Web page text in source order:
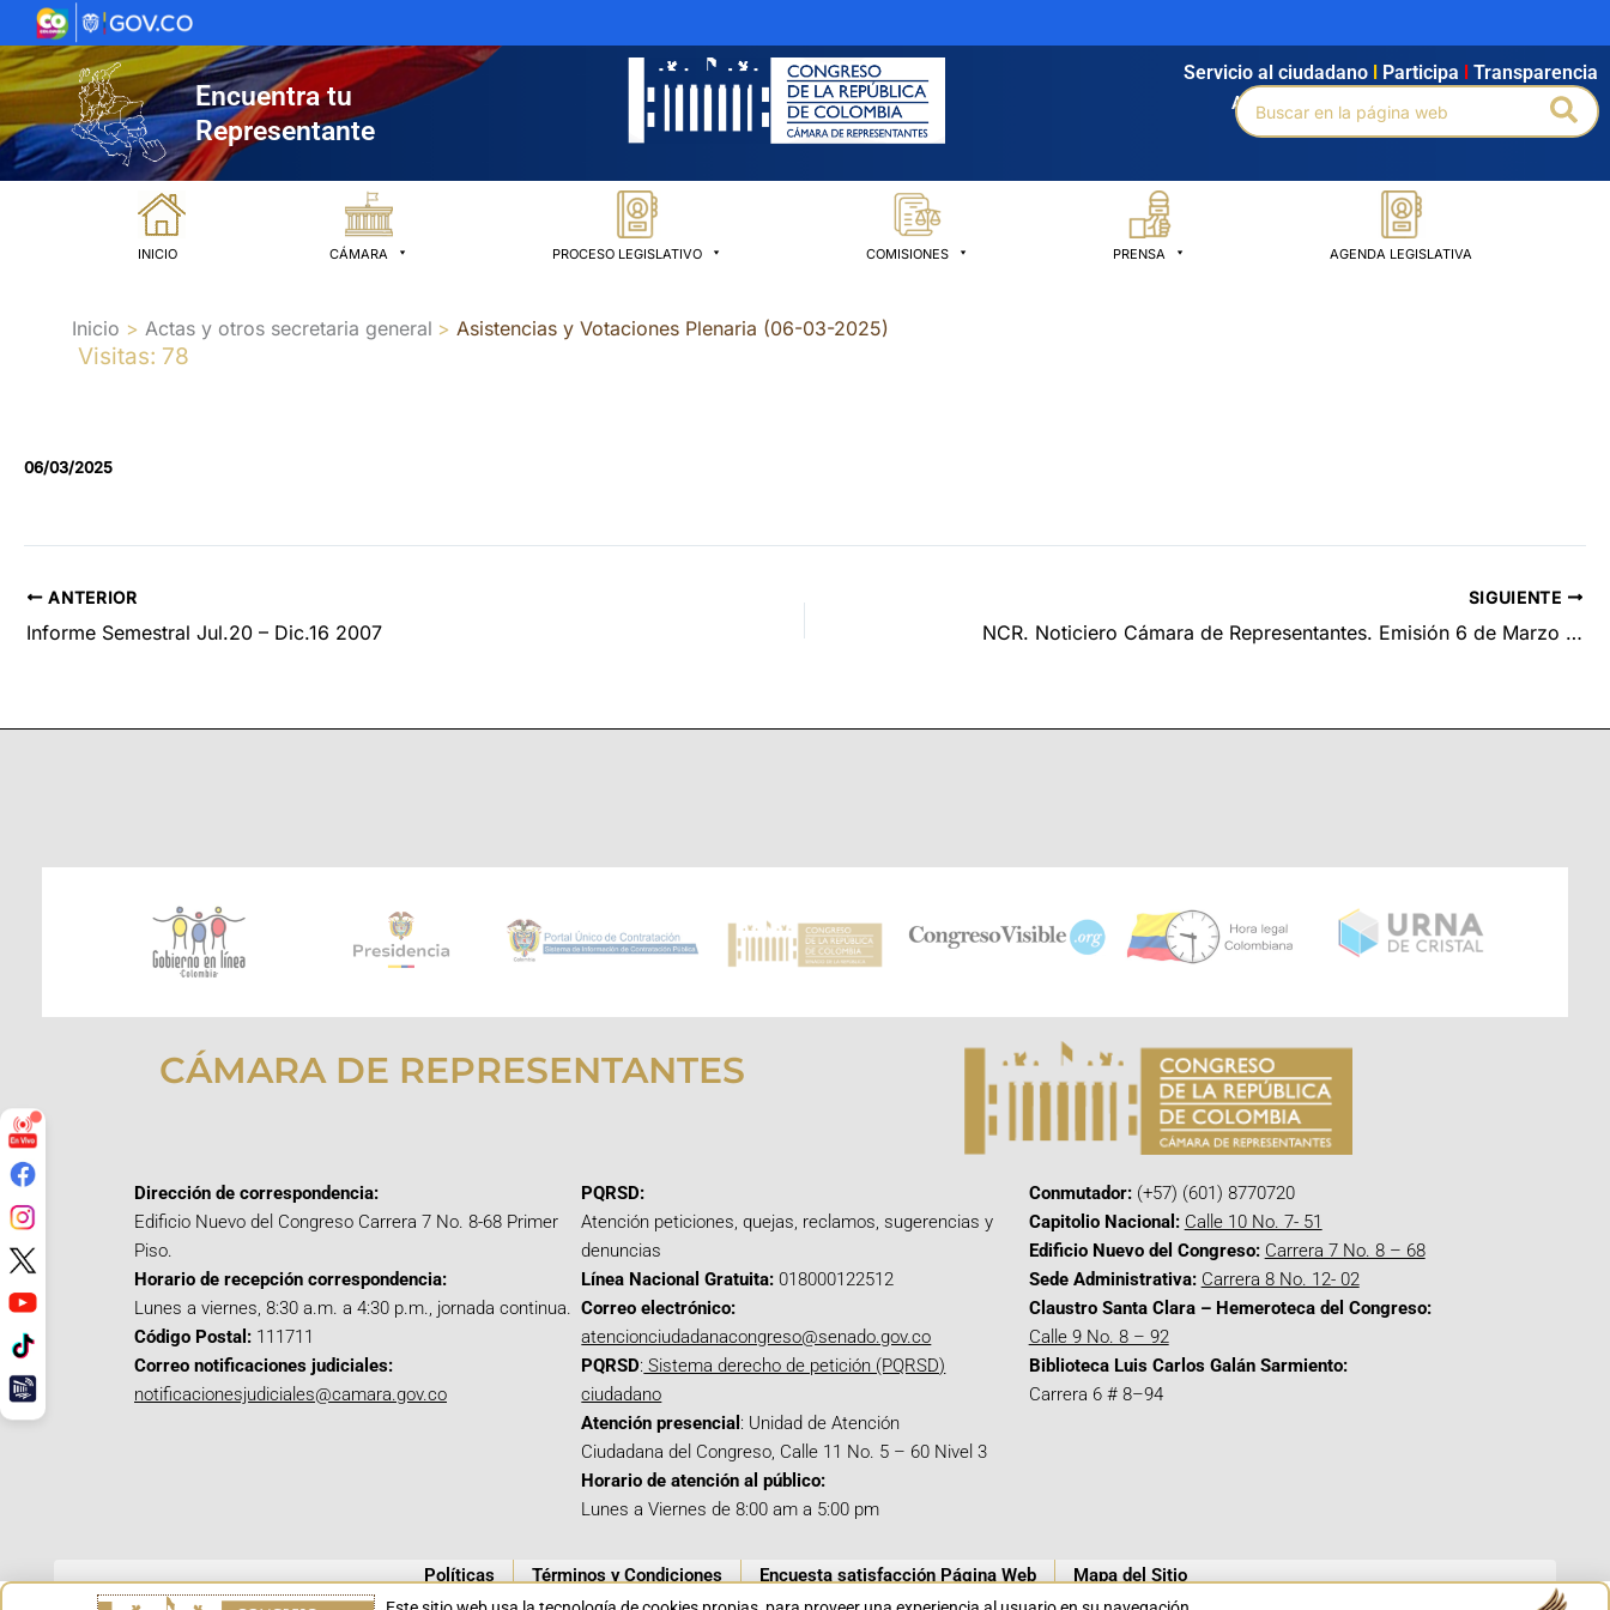
al
contenido
Encuentra tu
Representante
Agendamiento Intranet Búsqueda avanzada
Servicio al ciudadano Participa Transparencia
Buscar
por:
INICIO CÁMARA PROCESO LEGISLATIVO COMISIONES PRENSA AGENDA LEGISLATIVA
Inicio Actas y otros secretaria general Asistencias y Votaciones Plenaria (06-03-2025)
Visitas: 78
06/03/2025
ANTERIOR
Informe Semestral Jul.20 – Dic.16 2007
SIGUIENTE
NCR. Noticiero Cámara de Representantes. Emisión 6 de Marzo de 2025
CÁMARA DE REPRESENTANTES
Dirección de correspondencia:
Edificio Nuevo del Congreso Carrera 7 No. 8-68 Primer
Piso.
Horario de recepción correspondencia:
Lunes a viernes, 8:30 a.m. a 4:30 p.m., jornada continua.
Código Postal: 111711
Correo notificaciones judiciales:
notificacionesjudiciales@camara.gov.co
PQRSD:
Atención peticiones, quejas, reclamos, sugerencias y
denuncias
Línea Nacional Gratuita: 018000122512
Correo electrónico:
atencionciudadanacongreso@senado.gov.co
PQRSD: Sistema derecho de petición (PQRSD)
ciudadano
Atención presencial : Unidad de Atención
Ciudadana del Congreso, Calle 11 No. 5 – 60 Nivel 3
Horario de atención al público:
Lunes a Viernes de 8:00 am a 5:00 pm
Conmutador:(+57) (601) 8770720
Capitolio Nacional: Calle 10 No. 7- 51
Edificio Nuevo del Congreso: Carrera 7 No. 8 – 68
Sede Administrativa: Carrera 8 No. 12- 02
Claustro Santa Clara – Hemeroteca del Congreso:
Calle 9 No. 8 – 92
Biblioteca Luis Carlos Galán Sarmiento:
Carrera 6 # 8–94
Políticas Términos y Condiciones Encuesta satisfacción Página Web Mapa del Sitio